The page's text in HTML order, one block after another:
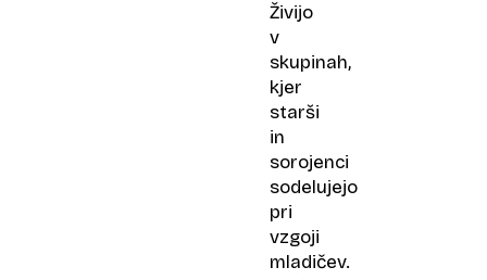
Živijo
v
skupinah,
kjer
starši
in
sorojenci
sodelujejo
pri
vzgoji
mladičev.